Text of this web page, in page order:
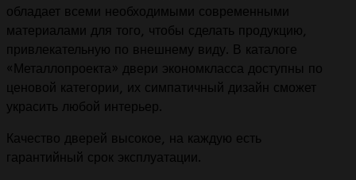
обладает всеми необходимыми современными
материалами для того, чтобы сделать продукцию,
привлекательную по внешнему виду. В каталоге
«Металлопроекта» двери экономкласса доступны по
ценовой категории, их симпатичный дизайн сможет
украсить любой интерьер.
Качество дверей высокое, на каждую есть
гарантийный срок эксплуатации.